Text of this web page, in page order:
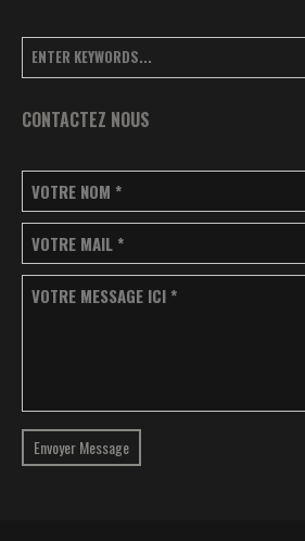
CONTACTEZ NOUS
VOTRE NOM *
VOTRE MAIL *
VOTRE MESSAGE ICI *
Envoyer Message